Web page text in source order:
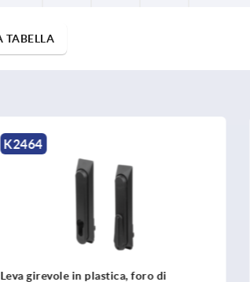
TABELLA
K2269
Leva girevole in plastica, foro di